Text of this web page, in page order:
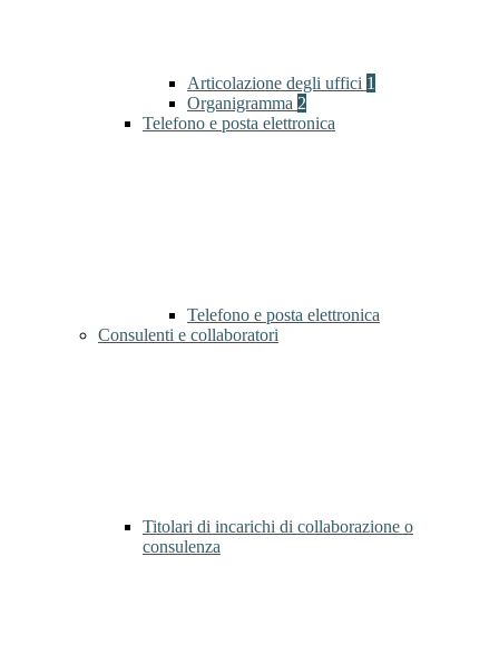
Articolazione degli uffici 1
Organigramma 2
Telefono e posta elettronica
Telefono e posta elettronica
Consulenti e collaboratori
Titolari di incarichi di collaborazione o
consulenza